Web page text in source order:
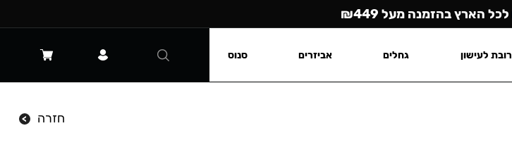
חזרה
לכל הארץ בהזמנה מעל ₪449
לעישון גחלים אביזרים סנוס